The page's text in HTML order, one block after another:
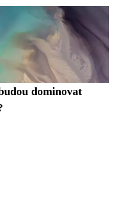
dominovat